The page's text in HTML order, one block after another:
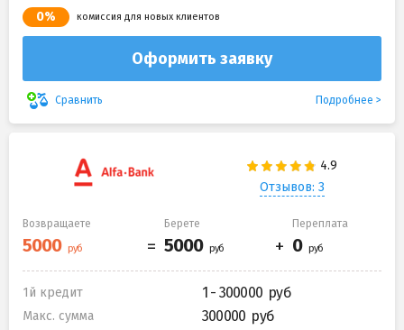
0% комиссия для новых клиентов
Оформить заявку
Сравнить Подробнее
Отзывов: 3
Возвращаете Берете Переплата
1й кредит 1 - 300000
Макс. сумма 300000